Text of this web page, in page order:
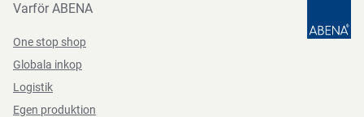
Produktbeskrivning
En justerbar dispenser som passar för bägare i storleken
355–710ml (12–24 oz).
Varför ABENA
One stop shop
Globala inkop
Logistik
Egen produktion